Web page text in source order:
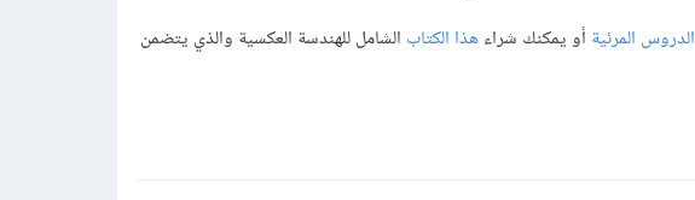
المرئية أو يمكنك شراءهذا الكتاب الشامل للهندسة العكسية والذي يتضمن